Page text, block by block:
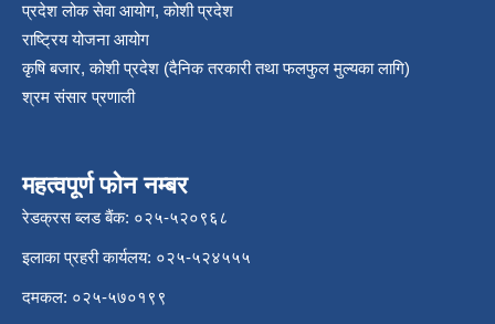
प्रदेश लोक सेवा आयोग, कोशी प्रदेश
राष्ट्रिय योजना आयोग
कृषि बजार, कोशी प्रदेश (दैनिक तरकारी तथा फलफुल मुल्यका लागि)
श्रम संसार प्रणाली
महत्वपूर्ण फोन नम्बर
रेडक्रस ब्लड बैंक: ०२५-५२०९६८
इलाका प्रहरी कार्यलय: ०२५-५२४५५५
दमकल: ०२५-५७०१९९